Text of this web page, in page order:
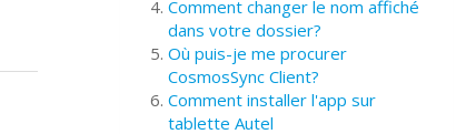
Comment changer le nom affiché
dans votre dossier?
Où puis-je me procurer
CosmosSync Client?
Comment installer l'app sur
tablette Autel